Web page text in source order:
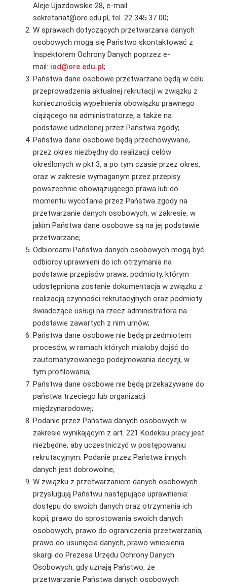
Aleje Ujazdowskie 28, e-mail:
sekretariat@ore.edu.pl, tel. 22 345 37 00;
W sprawach dotyczących przetwarzania danych
osobowych mogą się Państwo skontaktować z
Inspektorem Ochrony Danych poprzez e-
mail: iod@ore.edu.pl;
Państwa dane osobowe przetwarzane będą w celu
przeprowadzenia aktualnej rekrutacji w związku z
koniecznością wypełnienia obowiązku prawnego
ciążącego na administratorze, a także na
podstawie udzielonej przez Państwa zgody;
Państwa dane osobowe będą przechowywane,
przez okres niezbędny do realizacji celów
określonych w pkt 3, a po tym czasie przez okres,
oraz w zakresie wymaganym przez przepisy
powszechnie obowiązującego prawa lub do
momentu wycofania przez Państwa zgody na
przetwarzanie danych osobowych, w zakresie, w
jakim Państwa dane osobowe są na jej podstawie
przetwarzane;
Odbiorcami Państwa danych osobowych mogą być
odbiorcy uprawnieni do ich otrzymania na
podstawie przepisów prawa, podmioty, którym
udostępniona zostanie dokumentacja w związku z
realizacją czynności rekrutacyjnych oraz podmioty
świadczące usługi na rzecz administratora na
podstawie zawartych z nim umów;
Państwa dane osobowe nie będą przedmiotem
procesów, w ramach których miałoby dojść do
zautomatyzowanego podejmowania decyzji, w
tym profilowania;
Państwa dane osobowe nie będą przekazywane do
państwa trzeciego lub organizacji
międzynarodowej;
Podanie przez Państwa danych osobowych w
zakresie wynikającym z art. 221 Kodeksu pracy jest
niezbędne, aby uczestniczyć w postępowaniu
rekrutacyjnym. Podanie przez Państwa innych
danych jest dobrowolne;
W związku z przetwarzaniem danych osobowych
przysługują Państwu następujące uprawnienia:
dostępu do swoich danych oraz otrzymania ich
kopii, prawo do sprostowania swoich danych
osobowych, prawo do ograniczenia przetwarzania,
prawo do usunięcia danych, prawo wniesienia
skargi do Prezesa Urzędu Ochrony Danych
Osobowych, gdy uznają Państwo, że
przetwarzanie Państwa danych osobowych